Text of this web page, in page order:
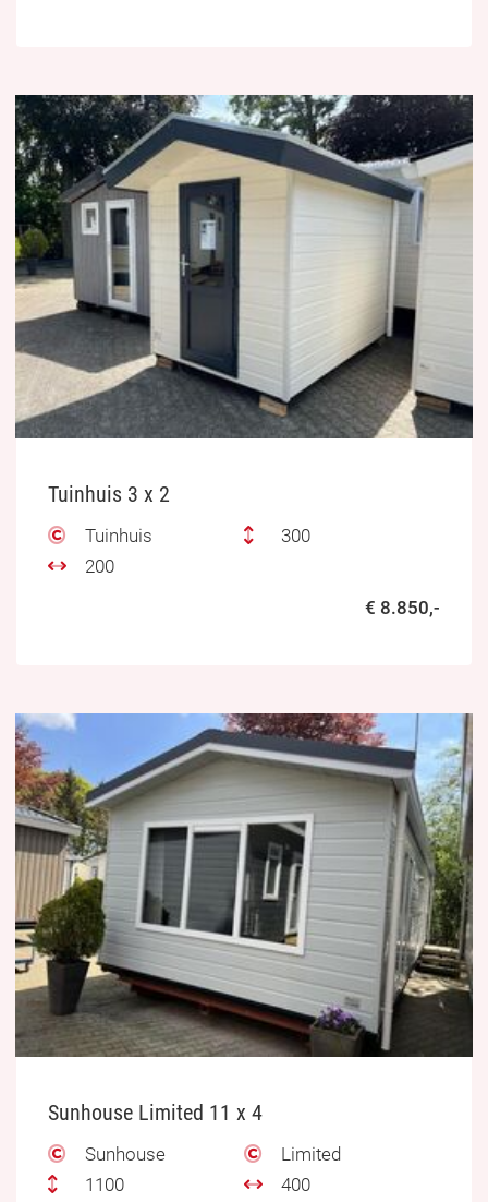
Tuinhuis 3 x 2
Tuinhuis
300
200
€ 8.850,-
Sunhouse Limited 11 x 4
Sunhouse
Limited
1100
400